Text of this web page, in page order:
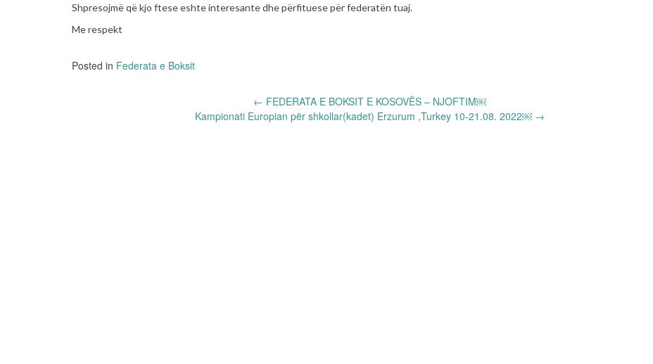
Shpresojmë që kjo ftese eshte interesante dhe përfituese për federatën tuaj.
Me respekt
Posted in Federata e Boksit
← FEDERATA E BOKSIT E KOSOVËS – NJOFTIM￼
Kampionati Europian për shkollar(kadet) Erzurum ,Turkey 10-21.08. 2022￼ →